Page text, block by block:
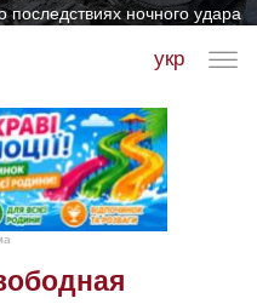
последствиях ночного удара
укр